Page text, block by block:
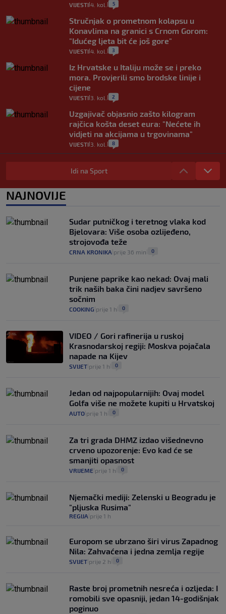
VIJESTI 4. kol. 5
Stručnjak o prometnom kolapsu u
Konavlima na granici s Crnom Gorom:
"Idućeg ljeta bit će još gore"
VIJESTI 4. kol. 3
Iz Hrvatske u Italiju može se i preko
mora. Provjerili smo brodske linije i
cijene
VIJESTI 3. kol. 2
Uzgajivač objasnio zašto kilogram
rajčica košta deset eura: "Nećete ih
vidjeti na akcijama u trgovinama"
VIJESTI 3. kol. 8
Selidba je jedno od stresnijih iskustava.
Evo aktualnih cijena i nekoliko savjeta
0
automobilom na Hvar iz Zagreba, a
koliko iz Osijeka
VIJESTI 14
Idi na Sport
NAJNOVIJE
Sudar putničkog i teretnog vlaka kod
Bjelovara: Više osoba ozlijeđeno,
strojovođa teže
CRNA KRONIKA prije 36 min 0
Punjene paprike kao nekad: Ovaj mali
trik naših baka čini nadjev savršeno
sočnim
COOKING prije 1 h 0
VIDEO / Gori rafinerija u ruskoj
Krasnodarskoj regiji: Moskva pojačala
napade na Kijev
SVIJET prije 1 h 0
Jedan od najpopularnijih: Ovaj model
Golfa više ne možete kupiti u Hrvatskoj
AUTO prije 1 h 0
Za tri grada DHMZ izdao višednevno
crveno upozorenje: Evo kad će se
smanjiti opasnost
VRIJEME prije 1 h 0
Njemački mediji: Zelenski u Beogradu je
"pljuska Rusima"
REGIJA prije 1 h
Europom se ubrzano širi virus Zapadnog
Nila: Zahvaćena i jedna zemlja regije
SVIJET prije 2 h 0
Raste broj prometnih nesreća i ozljeda: I
romobili sve opasniji, jedan 14-godišnjak
poginuo